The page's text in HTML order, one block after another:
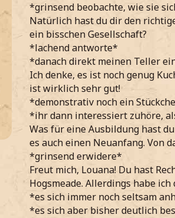
*grinsend beobachte, wie sie
Natürlich hast du dir den
ein bisschen Gesellschaft?
*lachend antworte*
*danach direkt meinen Teller
Ich denke, es ist noch genug
ist wirklich sehr gut!
*demonstrativ noch ein
*ihr dann interessiert zuhöre,
Was für eine Ausbildung hast
es auch einen Neuanfang. Von
*grinsend erwidere*
Freut mich, Louana! Du hast
Hogsmeade. Allerdings habe
*es sich immer noch seltsam
*es sich aber bisher deutlich